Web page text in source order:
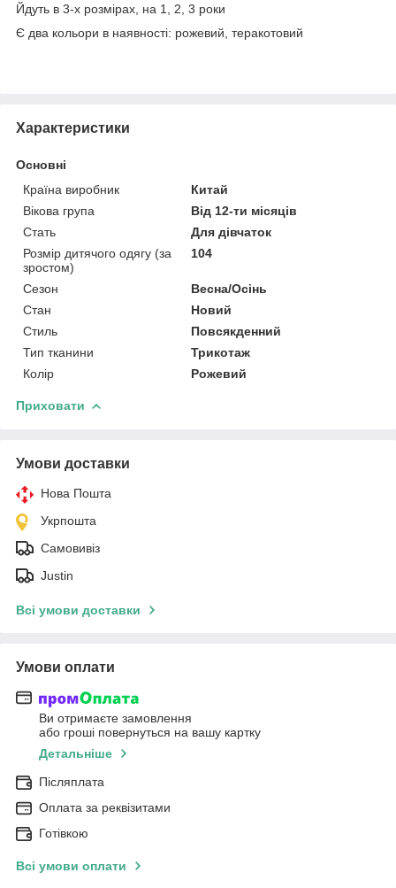
Йдуть в 3-х розмірах, на 1, 2, 3 роки
Є два кольори в наявності: рожевий, теракотовий
Характеристики
Основні
Країна виробник
Китай
Вікова група
Від 12-ти місяців
Стать
Для дівчаток
Розмір дитячого одягу (за
зростом)
104
Сезон
Весна/Осінь
Стан
Новий
Стиль
Повсякденний
Тип тканини
Трикотаж
Колір
Рожевий
Приховати
Умови доставки
Нова Пошта
Укрпошта
Самовивіз
Justin
Всі умови доставки
Умови оплати
Ви отримаєте замовлення
або гроші повернуться на вашу картку
Детальніше
Післяплата
Оплата за реквізитами
Готівкою
Всі умови оплати